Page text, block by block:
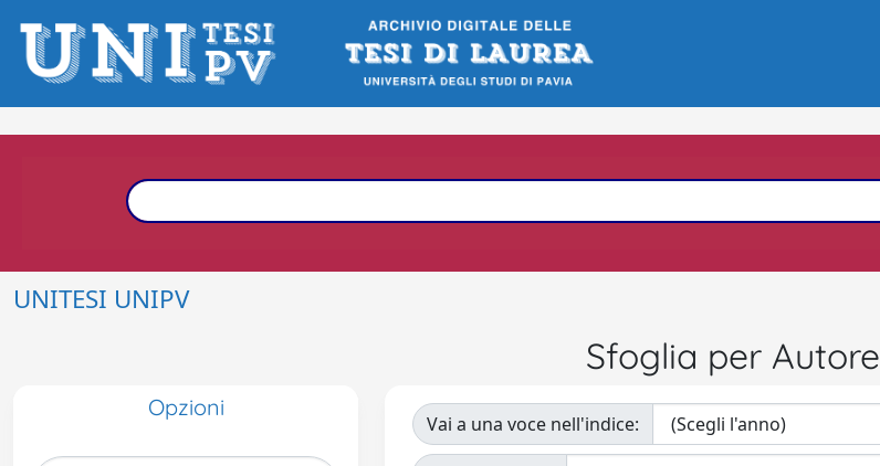
UNITESI UNIPV
Sfoglia per Autore
Opzioni
Vai a una voce nell'indice: